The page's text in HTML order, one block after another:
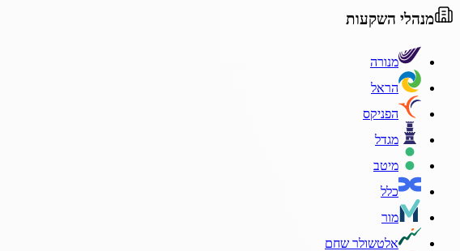
מנהלי השקעות
מנורה
הראל
הפניקס
מגדל
מיטב
כלל
מור
אלטשולר שחם